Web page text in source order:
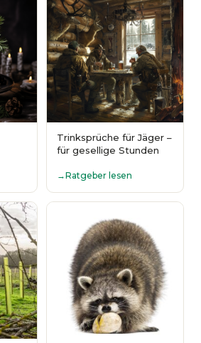
Trinksprüche für Jäger –
für gesellige Stunden
Ratgeber lesen